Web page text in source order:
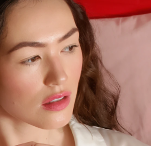
Anmelden
Benutzerkonto
Meine Geräte
Meine Bestellungen
Meine Adressen
Meine Abonnements
Tech Elixir
Set
Deutsch
Español
Português
Svenska
Русский
简体中文 繁體中文